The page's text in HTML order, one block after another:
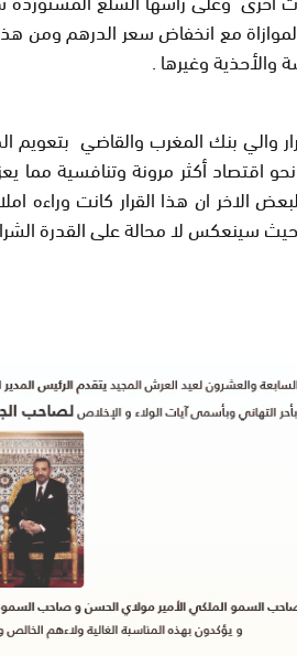
بالموازاة مع انخفاض سعر الدرهم
واﻷحذية وغيرها .
والي بنك المغرب والقاضي بتعويم
نحو اقتصاد أكثر مرونة وتنافسية
الاخر ان هذا القرار كانت وراءه
حيث سينعكس لا محالة على القدرة